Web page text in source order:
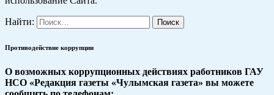
Найти:
Противодействие коррупции
О возможных коррупционных действиях работников ГАУ
НСО «Редакция газеты «Чулымская газета» вы можете